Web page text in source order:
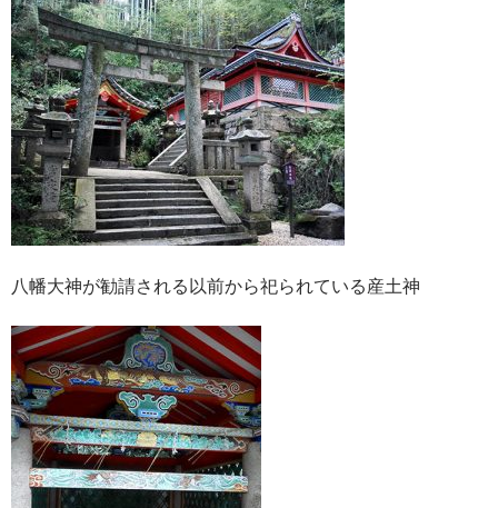
八幡大神が勧請される以前から祀られている産土神